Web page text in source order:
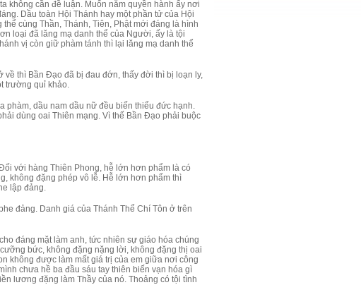
không cần đề luận. Muốn nắm quyền hành ấy nơi
Dầu toàn Hội Thánh hay một phần tử của Hội
cùng Thần, Thánh, Tiên, Phật mới đáng là hình
loại đã lăng mạ danh thể của Người, ấy là tội
vị còn giữ phàm tánh thì lại lăng mạ danh thể
thì Bần Đạo đã bị đau đớn, thấy đời thì bị loạn ly,
trường quỉ khảo.
phàm, dầu nam dầu nữ đều biến thiểu đức hạnh.
dùng oai Thiên mạng. Vì thế Bần Đạo phải buộc
với hàng Thiên Phong, hễ lớn hơn phẩm là có
không đặng phép vô lễ. Hễ lớn hơn phẩm thì
lập đảng.
đảng. Danh giá của Thánh Thể Chí Tôn ở trên
đáng mặt làm anh, tức nhiên sự giáo hóa chúng
bức, không đặng nặng lời, không đặng thị oai
không được làm mất giá trị của em giữa nơi công
chưa hề ba đầu sáu tay thiên biến vạn hóa gì
lương đặng làm Thầy của nó. Thoảng có tội tình